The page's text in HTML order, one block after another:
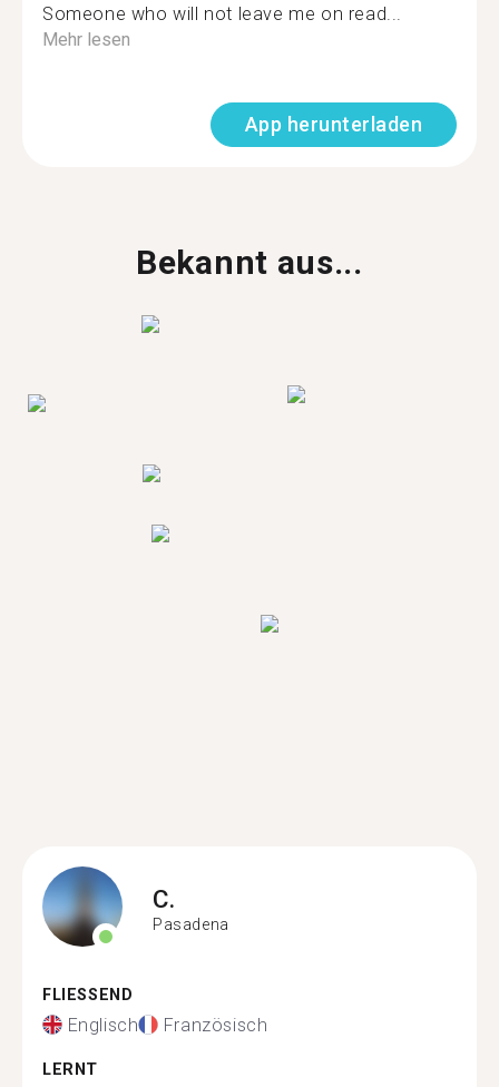
Someone who will not leave me on read...
Mehr lesen
App herunterladen
Bekannt aus...
C.
Pasadena
FLIESSEND
Englisch Französisch
LERNT